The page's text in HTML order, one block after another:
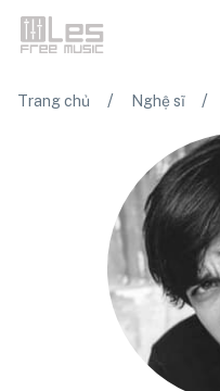
Trang chủ / Nghệ sĩ /